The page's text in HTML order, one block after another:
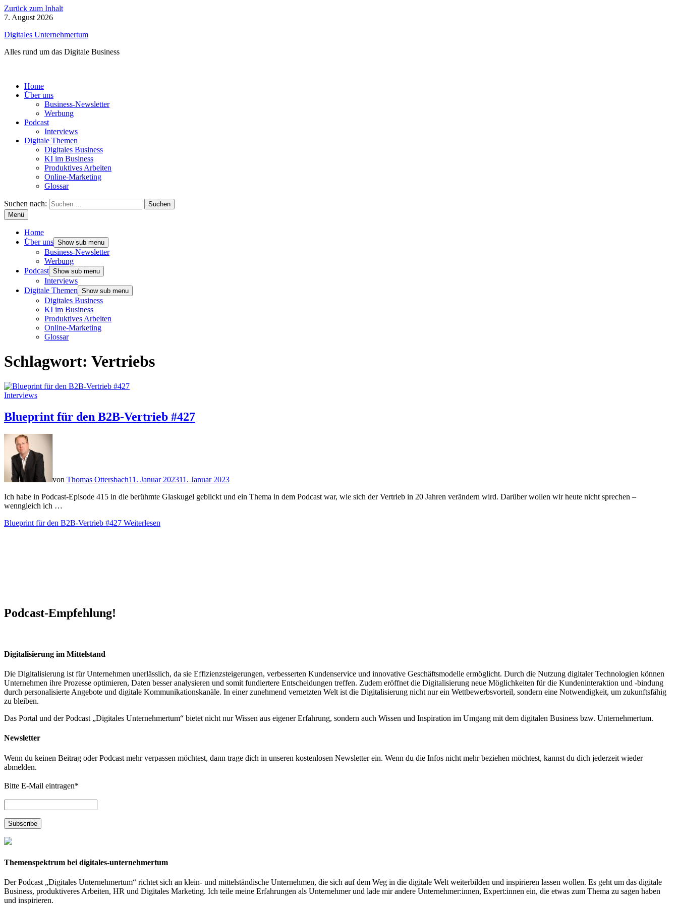
Zurück zum Inhalt
7. August 2026
Digitales Unternehmertum
Alles rund um das Digitale Business
Home
Über uns
Business-Newsletter
Werbung
Podcast
Interviews
Digitale Themen
Digitales Business
KI im Business
Produktives Arbeiten
Online-Marketing
Glossar
Suchen nach:
Menü
Home
Über uns Show sub menu
Business-Newsletter
Werbung
Podcast Show sub menu
Interviews
Digitale Themen Show sub menu
Digitales Business
KI im Business
Produktives Arbeiten
Online-Marketing
Glossar
Schlagwort: Vertriebs
Interviews
Blueprint für den B2B-Vertrieb #427
von Thomas Ottersbach11. Januar 202311. Januar 2023
Ich habe in Podcast-Episode 415 in die berühmte Glaskugel geblickt und ein Thema in dem Podcast war, wie sich der Vertrieb in 20 Jahren verändern wird. Darüber wollen wir heute nicht sprechen –
wenngleich ich …
Blueprint für den B2B-Vertrieb #427 Weiterlesen
Podcast-Empfehlung!
Digitalisierung im Mittelstand
Die Digitalisierung ist für Unternehmen unerlässlich, da sie Effizienzsteigerungen, verbesserten Kundenservice und innovative Geschäftsmodelle ermöglicht. Durch die Nutzung digitaler Technologien können
Unternehmen ihre Prozesse optimieren, Daten besser analysieren und somit fundiertere Entscheidungen treffen. Zudem eröffnet die Digitalisierung neue Möglichkeiten für die Kundeninteraktion und -bindung
durch personalisierte Angebote und digitale Kommunikationskanäle. In einer zunehmend vernetzten Welt ist die Digitalisierung nicht nur ein Wettbewerbsvorteil, sondern eine Notwendigkeit, um zukunftsfähig
zu bleiben.
Das Portal und der Podcast „Digitales Unternehmertum“ bietet nicht nur Wissen aus eigener Erfahrung, sondern auch Wissen und Inspiration im Umgang mit dem digitalen Business bzw. Unternehmertum.
Newsletter
Wenn du keinen Beitrag oder Podcast mehr verpassen möchtest, dann trage dich in unseren kostenlosen Newsletter ein. Wenn du die Infos nicht mehr beziehen möchtest, kannst du dich jederzeit wieder
abmelden.
Bitte E-Mail eintragen*
Themenspektrum bei digitales-unternehmertum
Der Podcast „Digitales Unternehmertum“ richtet sich an klein- und mittelständische Unternehmen, die sich auf dem Weg in die digitale Welt weiterbilden und inspirieren lassen wollen. Es geht um das digitale
Business, produktiveres Arbeiten, HR und Digitales Marketing. Ich teile meine Erfahrungen als Unternehmer und lade mir andere Unternehmer:innen, Expert:innen ein, die etwas zum Thema zu sagen haben
und inspirieren.